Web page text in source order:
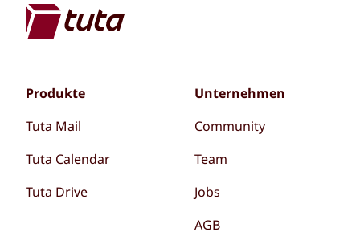
Produkte
Tuta Mail
Tuta Calendar
Tuta Drive
Unternehmen
Community
Team
Jobs
AGB